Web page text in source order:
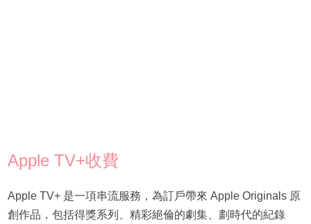
Apple TV+收費
Apple TV+ 是一項串流服務，為訂戶帶來 Apple Originals 原
創作品，包括得獎系列、精彩絕倫的劇集、劃時代的紀錄